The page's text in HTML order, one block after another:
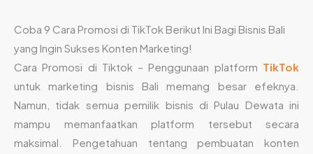
Coba 9 Cara Promosi di TikTok Berikut Ini Bagi Bisnis Bali
yang Ingin Sukses Konten Marketing!
Cara Promosi di Tiktok – Penggunaan platform TikTok
untuk marketing bisnis Bali memang besar efeknya.
Namun, tidak semua pemilik bisnis di Pulau Dewata ini
mampu memanfaatkan platform tersebut secara
maksimal. Pengetahuan tentang pembuatan konten